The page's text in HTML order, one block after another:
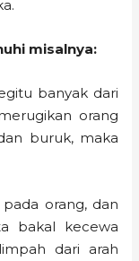
misalnya:
banyak dari
orang
buruk, maka
orang, dan
bakal kecewa
dari arah